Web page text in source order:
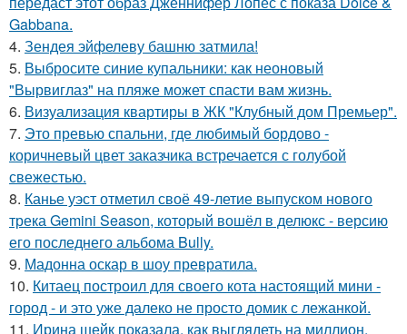
Gabbana.
4. Зендея эйфелеву башню затмила!
5. Выбросите синие купальники: как неоновый
"Вырвиглаз" на пляже может спасти вам жизнь.
6. Визуализация квартиры в ЖК "Клубный дом Премьер".
7. Это превью спальни, где любимый бордово -
коричневый цвет заказчика встречается с голубой
свежестью.
8. Канье уэст отметил своё 49-летие выпуском нового
трека Gemini Season, который вошёл в делюкс - версию
его последнего альбома Bully.
9. Мадонна оскар в шоу превратила.
10. Китаец построил для своего кота настоящий мини -
город - и это уже далеко не просто домик с лежанкой.
11. Ирина шейк показала, как выглядеть на миллион,